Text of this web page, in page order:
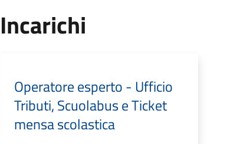
Incarichi
Operatore esperto - Ufficio
Tributi, Scuolabus e Ticket
mensa scolastica